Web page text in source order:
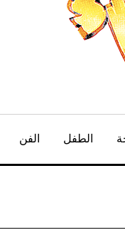
الطفل الفن